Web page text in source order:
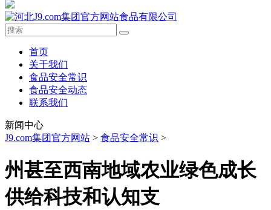
首页
关于我们
食品安全常识
食品安全动态
联系我们
新闻中心
J9.com集团官方网站 > 食品安全常识 >
州甚至西南地域农业绿色成长
供给科技和认知支